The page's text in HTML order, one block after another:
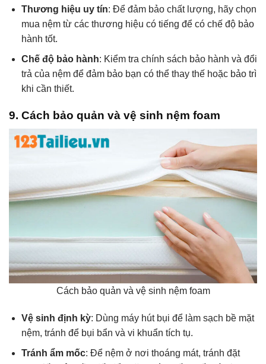
Thương hiệu uy tín: Để đảm bảo chất lượng, hãy chọn
mua nệm từ các thương hiệu có tiếng để có chế độ bảo
hành tốt.
Chế độ bảo hành: Kiểm tra chính sách bảo hành và đổi
trả của nệm để đảm bảo bạn có thể thay thế hoặc bảo trì
khi cần thiết.
9. Cách bảo quản và vệ sinh nệm foam
Cách bảo quản và vệ sinh nệm foam
Vệ sinh định kỳ: Dùng máy hút bụi để làm sạch bề mặt
nệm, tránh để bụi bẩn và vi khuẩn tích tụ.
Tránh ẩm mốc: Để nệm ở nơi thoáng mát, tránh đặt